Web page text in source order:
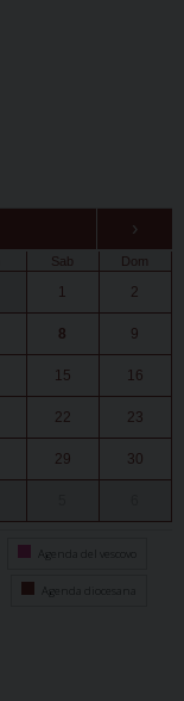
›
Sab Dom
1 2
8 9
15 16
22 23
29 30
Agenda del vescovo
Agenda diocesana